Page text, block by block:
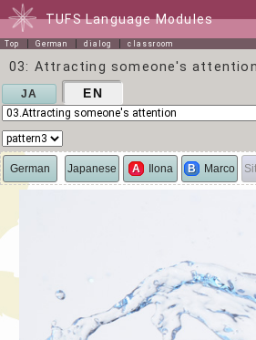
TUFS Language Modules
Top German dialog classroom
03: Attracting someone's attention
JA EN
German Japanese A Ilona B Marco